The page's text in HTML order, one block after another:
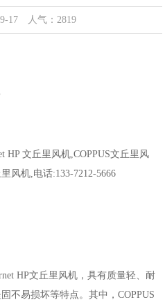
17 人气：2819
HP 文丘里风机,COPPUS文丘里风
风机,电话:133-7212-5666
HP文丘里风机，具有质量轻、耐
不易损坏等特点。其中，COPPUS